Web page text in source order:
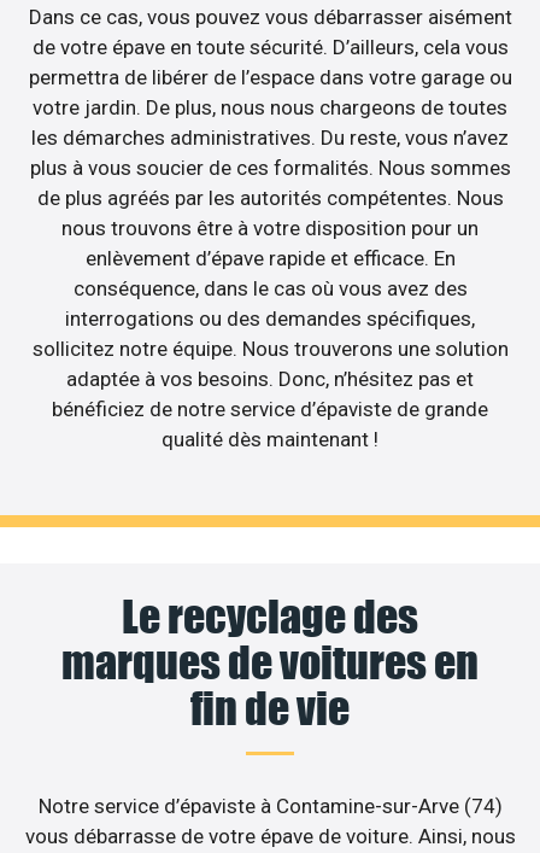
Dans ce cas, vous pouvez vous débarrasser aisément
de votre épave en toute sécurité. D’ailleurs, cela vous
permettra de libérer de l’espace dans votre garage ou
votre jardin. De plus, nous nous chargeons de toutes
les démarches administratives. Du reste, vous n’avez
plus à vous soucier de ces formalités. Nous sommes
de plus agréés par les autorités compétentes. Nous
nous trouvons être à votre disposition pour un
enlèvement d’épave rapide et efficace. En
conséquence, dans le cas où vous avez des
interrogations ou des demandes spécifiques,
sollicitez notre équipe. Nous trouverons une solution
adaptée à vos besoins. Donc, n’hésitez pas et
bénéficiez de notre service d’épaviste de grande
qualité dès maintenant !
Le recyclage des
marques de voitures en
fin de vie
Notre service d’épaviste à Contamine-sur-Arve (74)
vous débarrasse de votre épave de voiture. Ainsi, nous